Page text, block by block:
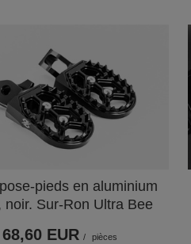
pieds en aluminium
noir. Sur-Ron Ultra Bee
68,60 EUR / pièces